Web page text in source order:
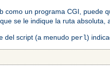
como un programa CGI, puede
se le indique la ruta
del script (a menudo perl)